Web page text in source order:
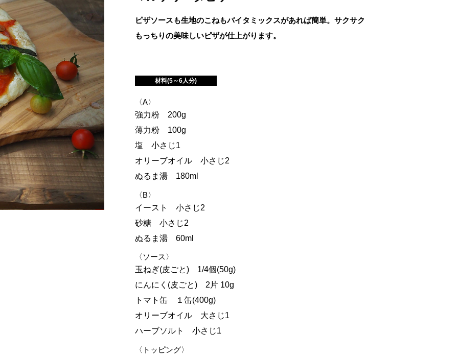
ピザソースも生地のこねもバイタミックスがあれば簡単。サクサク
もっちりの美味しいピザが仕上がります。
材料(5～6人分)
〈A〉
強力粉 200g
薄力粉 100g
塩 小さじ1
オリーブオイル 小さじ2
ぬるま湯 180ml
〈B〉
イースト 小さじ2
砂糖 小さじ2
ぬるま湯 60ml
〈ソース〉
玉ねぎ(皮ごと) 1/4個(50g)
にんにく(皮ごと) 2片 10g
トマト缶 １缶(400g)
オリーブオイル 大さじ1
ハーブソルト 小さじ1
〈トッピング〉